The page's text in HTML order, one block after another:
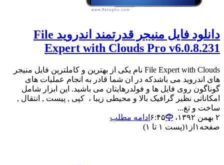
دانلود فایل منیجر قدرتمند اندروید File
Expert with Clouds Pro v6.0.8.231
File Expert with Clouds نام یکی از بهترین و کاملترین فایل منیجر
های اندروید می باشدکه در ان شما قادر به انجام عملیات های
گوناگون روی فایل ها و فولدرهایتان می باشید. این ابزار شامل
امکاناتی نظیر گرافیک بالا و محیطی زیبا ، کپی , پیست , انتقال ,
ساخت و تغ...
۲ بهمن ۱۳۹۲،‏ ۶:۴۵
ادامه مطلب
صفحه ۱ از ۱(پست ۱ تا ۱)